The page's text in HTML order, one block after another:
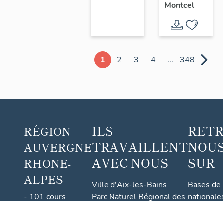
Montcel
1 2 3 4 ... 348
RÉGION
AUVERGNE
RHONE-
ALPES
- 101 cours
ILS
TRAVAILLENT
AVEC NOUS
Ville d'Aix-les-Bains
Parc Naturel Régional des
SUR
Bases